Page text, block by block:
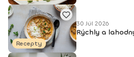
Recepty
30 Júl 2026
Rýchly a